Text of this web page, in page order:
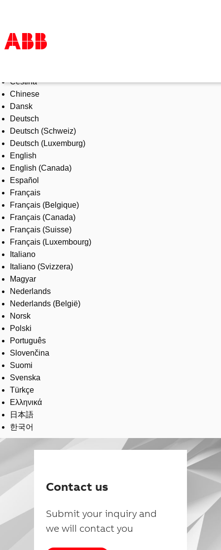
Products & Solutions
Industries
Services
About us
Where to buy
Contact us
Careers
Čeština
Chinese
Dansk
Deutsch
Deutsch (Schweiz)
Deutsch (Luxemburg)
English
English (Canada)
Español
Français
Français (Belgique)
Français (Canada)
Français (Suisse)
Français (Luxembourg)
Italiano
Italiano (Svizzera)
Magyar
Nederlands
Nederlands (België)
Norsk
Polski
Português
Slovenčina
Suomi
Svenska
Türkçe
Ελληνικά
日本語
한국어
Contact us
Submit your inquiry and
we will contact you